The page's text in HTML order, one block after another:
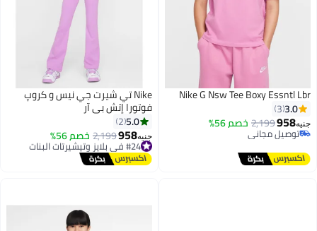
Nike G Nsw Tee Boxy Essntl Lbr
3.0
3
جنيه958
2,199خصم 56%
توصيل مجاني
توصيل مجاني
Nike تي شيرت جي نيس و كروپ
فوتورا إتش بي آر
5.0
2
جنيه958
2,199خصم 56% #24 في بلايز وتيشيرتات البنات
توصيل مجاني
#24 في بلايز وتيشيرتات البنات